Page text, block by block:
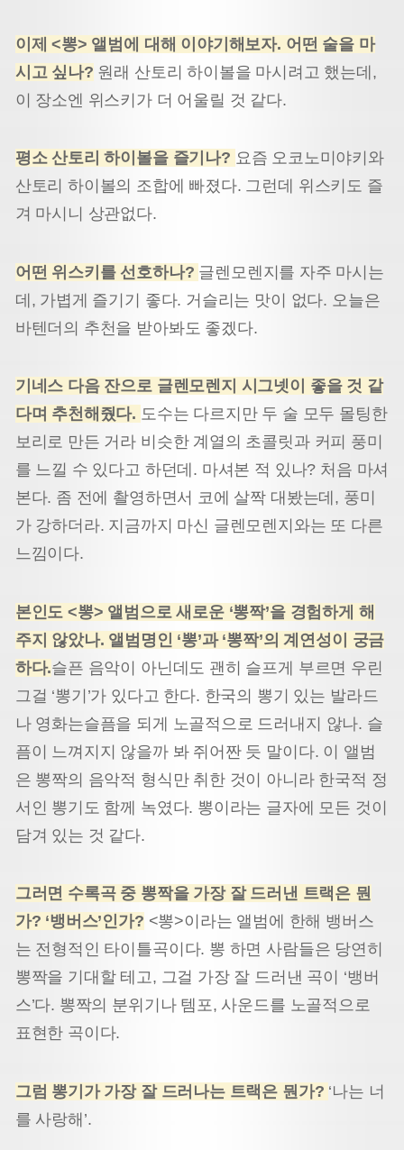
이제 <뽕> 앨범에 대해 이야기해보자. 어떤 술을 마
시고 싶나? 원래 산토리 하이볼을 마시려고 했는데,
이 장소엔 위스키가 더 어울릴 것 같다.
평소 산토리 하이볼을 즐기나? 요즘 오코노미야키와
산토리 하이볼의 조합에 빠졌다. 그런데 위스키도 즐
겨 마시니 상관없다.
어떤 위스키를 선호하나? 글렌모렌지를 자주 마시는
데, 가볍게 즐기기 좋다. 거슬리는 맛이 없다. 오늘은
바텐더의 추천을 받아봐도 좋겠다.
기네스 다음 잔으로 글렌모렌지 시그넷이 좋을 것 같
다며 추천해줬다. 도수는 다르지만 두 술 모두 몰팅한
보리로 만든 거라 비슷한 계열의 초콜릿과 커피 풍미
를 느낄 수 있다고 하던데. 마셔본 적 있나? 처음 마셔
본다. 좀 전에 촬영하면서 코에 살짝 대봤는데, 풍미
가 강하더라. 지금까지 마신 글렌모렌지와는 또 다른
느낌이다.
본인도 <뽕> 앨범으로 새로운 ‘뽕짝’을 경험하게 해
주지 않았나. 앨범명인 ‘뽕’과 ‘뽕짝’의 계연성이 궁금
하다.슬픈 음악이 아닌데도 괜히 슬프게 부르면 우린
그걸 ‘뽕기’가 있다고 한다. 한국의 뽕기 있는 발라드
나 영화는슬픔을 되게 노골적으로 드러내지 않나. 슬
픔이 느껴지지 않을까 봐 쥐어짠 듯 말이다. 이 앨범
은 뽕짝의 음악적 형식만 취한 것이 아니라 한국적 정
서인 뽕기도 함께 녹였다. 뽕이라는 글자에 모든 것이
담겨 있는 것 같다.
그러면 수록곡 중 뽕짝을 가장 잘 드러낸 트랙은 뭔
가? ‘뱅버스’인가? <뽕>이라는 앨범에 한해 뱅버스
는 전형적인 타이틀곡이다. 뽕 하면 사람들은 당연히
뽕짝을 기대할 테고, 그걸 가장 잘 드러낸 곡이 ‘뱅버
스’다. 뽕짝의 분위기나 템포, 사운드를 노골적으로
표현한 곡이다.
그럼 뽕기가 가장 잘 드러나는 트랙은 뭔가? ‘나는 너
를 사랑해’.